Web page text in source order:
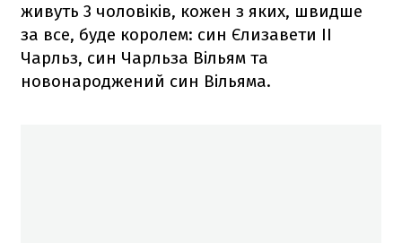
живуть 3 чоловіків, кожен з яких, швидше
за все, буде королем: син Єлизавети ІІ
Чарльз, син Чарльза Вільям та
новонароджений син Вільяма.